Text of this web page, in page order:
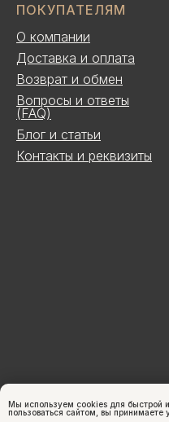
Мы используем cookies для быстрой
пользоваться сайтом, вы принимаете
ПОКУПАТЕЛЯМ
О компании
Доставка и оплата
Возврат и обмен
Вопросы и ответы
(FAQ)
Блог и статьи
Контакты и реквизиты